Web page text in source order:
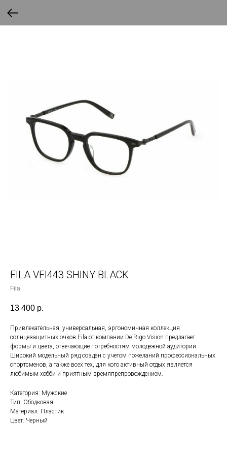
FILA VFI443 SHINY BLACK
Fila
13 400 р.
Привлекательная, универсальная, эргономичная коллекция
солнцезащитных очков Fila от компании De Rigo Vision предлагает
формы и цвета, отвечающие потребностям молодежной аудитории.
Широкий модельный ряд создан с учетом пожеланий профессиональных
спортсменов, а также всех тех, для кого активный отдых является
любимым хобби и приятным времяпрепровождением.
Категория: Мужские
Тип: Ободковая
Материал: Пластик
Цвет: Черный